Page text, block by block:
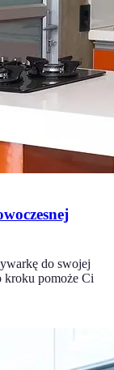
do swojej
kroku pomoże Ci